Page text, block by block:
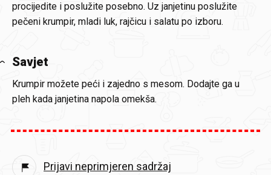
procijedite i poslužite posebno. Uz janjetinu poslužite
pečeni krumpir, mladi luk, rajčicu i salatu po izboru.
Savjet
Krumpir možete peći i zajedno s mesom. Dodajte ga u
pleh kada janjetina napola omekša.
Prijavi neprimjeren sadržaj